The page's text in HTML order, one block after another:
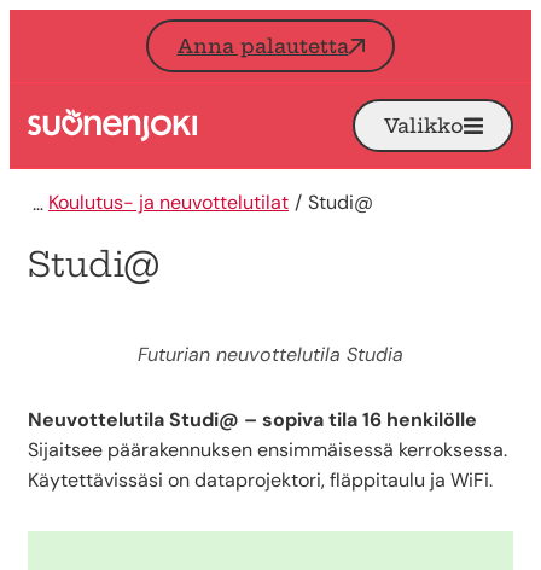
Siirry sisältöön
Anna palautetta
Etusivu Avaa
Valikko
Koulutus- ja neuvottelutilat Studi@
Studi@
Futurian neuvottelutila Studia
Neuvottelutila Studi@ – sopiva tila 16 henkilölle
Sijaitsee päärakennuksen ensimmäisessä kerroksessa.
Käytettävissäsi on dataprojektori, fläppitaulu ja WiFi.